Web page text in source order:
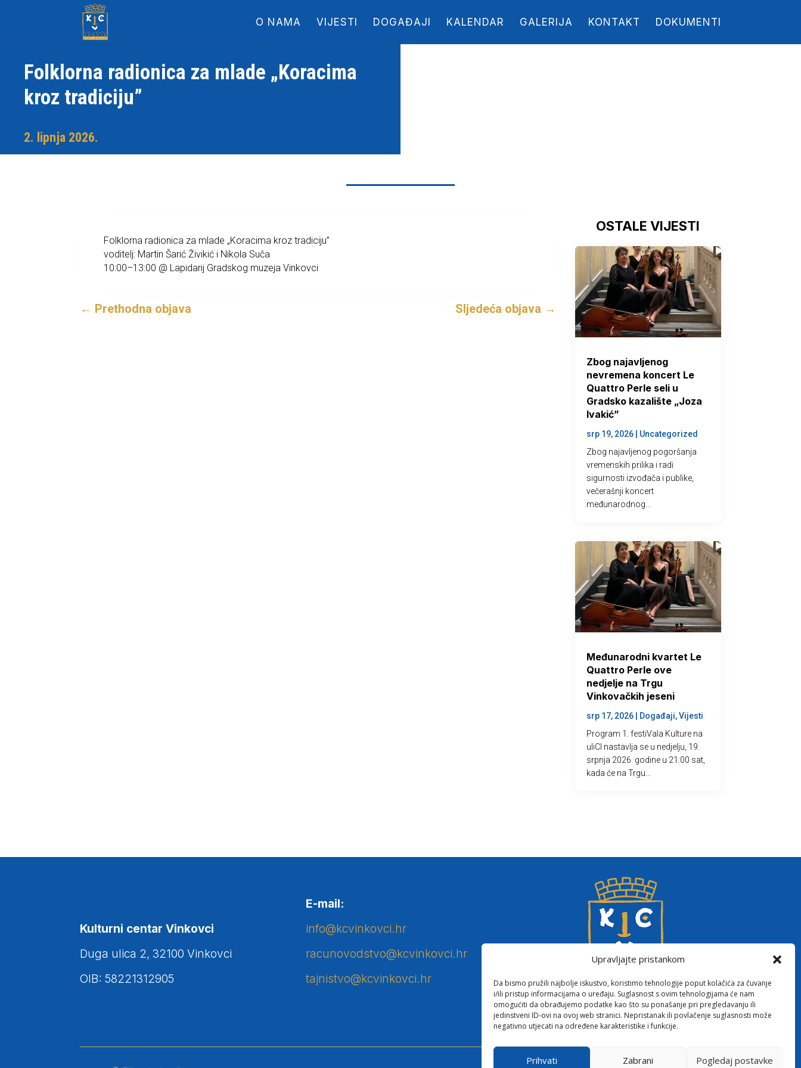
Upravljajte pristankom
Da bismo pružili najbolje iskustvo, koristimo tehnologije poput kolačića za čuvanje
i/ili pristup informacijama o uređaju. Suglasnost s ovim tehnologijama će nam
omogućiti da obrađujemo podatke kao što su ponašanje pri pregledavanju ili
jedinstveni ID-ovi na ovoj web stranici. Nepristanak ili povlačenje suglasnosti može
negativno utjecati na određene karakteristike i funkcije.
Prihvati Zabrani Pogledaj postavke
O NAMA VIJESTI DOGAĐAJI KALENDAR GALERIJA KONTAKT DOKUMENTI
Folklorna radionica za mlade „Koracima
kroz tradiciju”
2. lipnja 2026.
Folklorna radionica za mlade „Koracima kroz tradiciju”
voditelj: Martin Šarić Živikić i Nikola Suča
10:00–13:00 @ Lapidarij Gradskog muzeja Vinkovci
← Prethodna objava Sljedeća objava →
OSTALE VIJESTI
Zbog najavljenog
nevremena koncert Le
Quattro Perle seli u
Gradsko kazalište „Joza
Ivakić”
srp 19, 2026| Uncategorized
Zbog najavljenog pogoršanja
vremenskih prilika i radi
sigurnosti izvođača i publike,
večerašnji koncert
međunarodnog...
Međunarodni kvartet Le
Quattro Perle ove
nedjelje na Trgu
Vinkovačkih jeseni
srp 17, 2026| Događaji,Vijesti
Program 1. festiVala Kulture na
uliCI nastavlja se u nedjelju, 19.
srpnja 2026. godine u 21:00 sat,
kada će na Trgu...
Kulturni centar Vinkovci
Duga ulica 2, 32100 Vinkovci
OIB: 58221312905
E-mail:
info@kcvinkovci.hr
racunovodstvo@kcvinkovci.hr
tajnistvo@kcvinkovci.hr